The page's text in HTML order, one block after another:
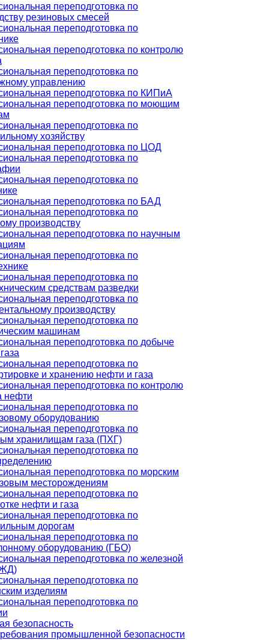
переподготовка по
резиновых смесей
переподготовка по
переподготовка по контролю
переподготовка по
управлению
переподготовка по КИПиА
переподготовка по моющим
переподготовка по
хозяйству
переподготовка по ЦОД
переподготовка по
переподготовка по
переподготовка по БАД
переподготовка по
производству
переподготовка по научным
переподготовка по
переподготовка по
средствам разведки
переподготовка по
производству
переподготовка по
машинам
переподготовка по добыче
переподготовка по
и хранению нефти и газа
переподготовка по контролю
нефти
переподготовка по
оборудованию
переподготовка по
хранилищам газа (ПХГ)
переподготовка по
переподготовка по морским
месторождениям
переподготовка по
нефти и газа
переподготовка по
дорогам
переподготовка по
оборудованию (ГБО)
переподготовка по железной
переподготовка по
изделиям
переподготовка по
безопасность
промышленной безопасности